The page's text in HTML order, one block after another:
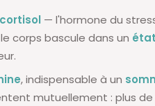
cortisol — l'hormone du
corps bascule dans un
, indispensable à un
mutuellement : plus